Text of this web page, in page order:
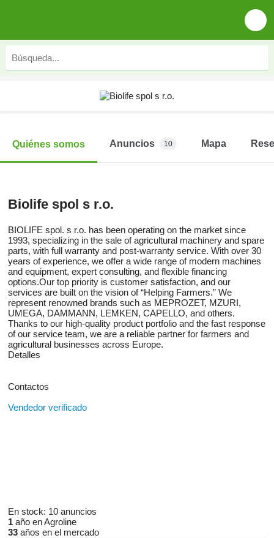
Quiénes somos Anuncios 10 Mapa
Biolife spol s r.o.
BIOLIFE spol. s r.o. has been operating on the market since
1993, specializing in the sale of agricultural machinery and spare
parts, with full warranty and post-warranty service. With over 30
years of experience, we offer a wide range of modern machines
and equipment, expert consulting, and flexible financing
options.Our top priority is customer satisfaction, and our
services are built on the vision of “Helping Farmers.” We
represent renowned brands such as MEPROZET, MZURI,
UMEGA, DAMMANN, LEMKEN, CAPELLO, and others.
Thanks to our high-quality product portfolio and the fast response
of our service team, we are a reliable partner for farmers and
agricultural businesses across Europe.
Detalles
Contactos
Vendedor verificado
En stock: 10 anuncios
1 año en Agroline
33 años en el mercado